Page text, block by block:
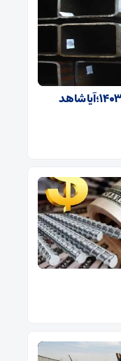
پیش‌بینی قیمت پروفیل در تابستان ۱۴۰۳؛ آیا شاهد